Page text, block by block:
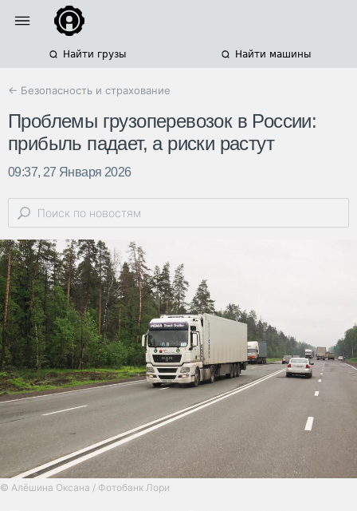
Найти грузы Найти машины
← Безопасность и страхование
Проблемы грузоперевозок в России:
прибыль падает, а риски растут
09:37, 27 Января 2026
© Алёшина Оксана / Фотобанк Лори